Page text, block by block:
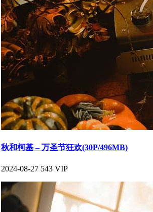
秋和柯基 – 万圣节狂欢(30P/496MB)
2024-08-27 543 VIP